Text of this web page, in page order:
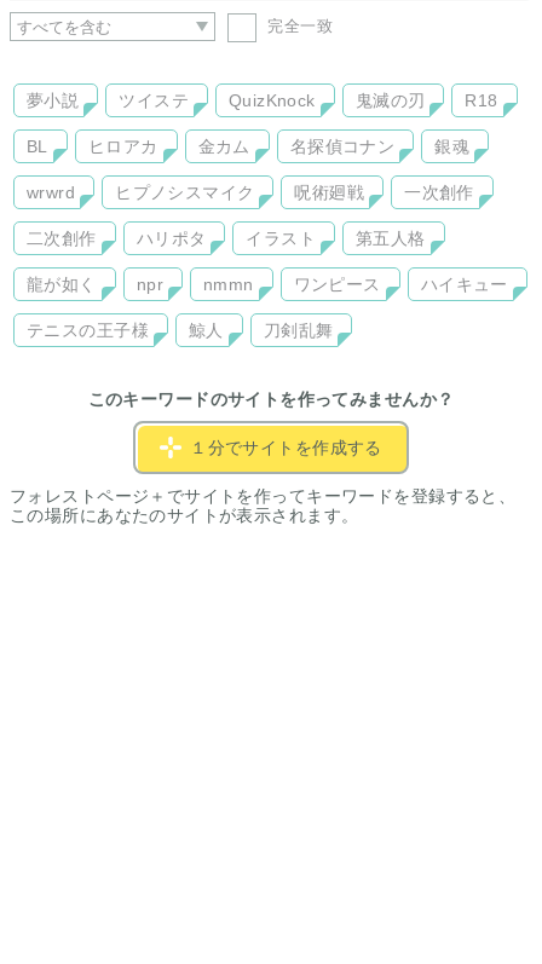
完全一致
夢小説 ツイステ QuizKnock 鬼滅の刃 R18
BL ヒロアカ 金カム 名探偵コナン 銀魂
wrwrd ヒプノシスマイク 呪術廻戦 一次創作
二次創作 ハリポタ イラスト 第五人格
龍が如く npr nmmn ワンピース ハイキュー
テニスの王子様 鯨人 刀剣乱舞
このキーワードのサイトを作ってみませんか？
１分でサイトを作成する
フォレストページ＋でサイトを作ってキーワードを登録すると、
この場所にあなたのサイトが表示されます。